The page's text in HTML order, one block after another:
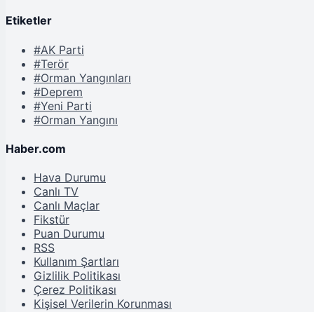
Etiketler
#AK Parti
#Terör
#Orman Yangınları
#Deprem
#Yeni Parti
#Orman Yangını
Haber.com
Hava Durumu
Canlı TV
Canlı Maçlar
Fikstür
Puan Durumu
RSS
Kullanım Şartları
Gizlilik Politikası
Çerez Politikası
Kişisel Verilerin Korunması